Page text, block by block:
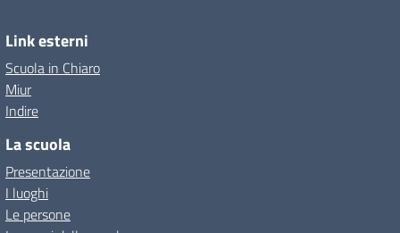
Link esterni
Scuola in Chiaro
Miur
Indire
La scuola
Presentazione
I luoghi
Le persone